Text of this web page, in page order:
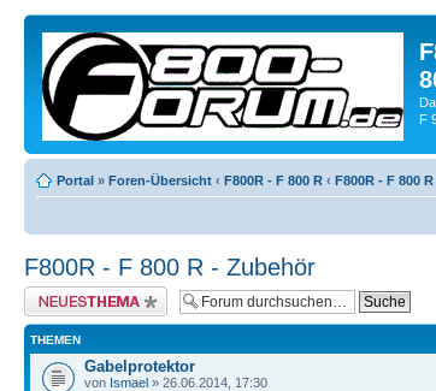
F
Portal » Foren-Übersicht ‹ F800R - F 800 R ‹ F800R - F 800
F800R - F 800 R - Zubehör
Neues Thema erstellen
THEMEN
Gabelprotektor
von Ismael » 26.06.2014, 17:30